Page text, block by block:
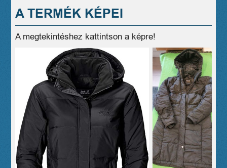
A TERMÉK KÉPEI
A megtekintéshez kattintson a képre!